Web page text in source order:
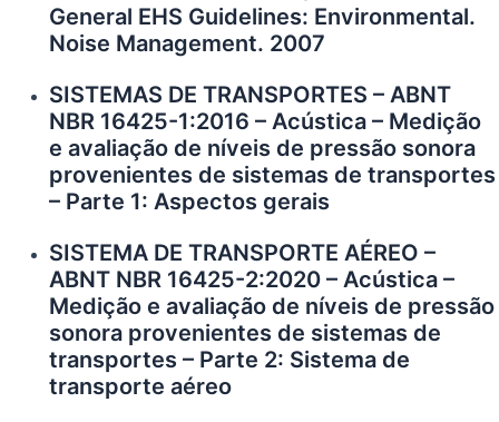
General EHS Guidelines: Environmental.
Noise Management. 2007
SISTEMAS DE TRANSPORTES – ABNT
NBR 16425-1:2016 – Acústica – Medição
e avaliação de níveis de pressão sonora
provenientes de sistemas de transportes
– Parte 1: Aspectos gerais
SISTEMA DE TRANSPORTE AÉREO –
ABNT NBR 16425-2:2020 – Acústica –
Medição e avaliação de níveis de pressão
sonora provenientes de sistemas de
transportes – Parte 2: Sistema de
transporte aéreo